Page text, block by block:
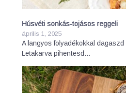
Húsvéti sonkás-tojásos reggeli
április 1, 2025
A langyos folyadékokkal
Letakarva pihentesd…